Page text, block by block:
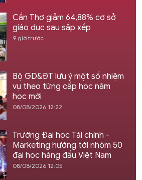
Cần Thơ giảm 64,88% cơ sở
giáo dục sau sắp xếp
9 giờ trước
Bộ GD&ĐT lưu ý một số nhiệm
vụ theo từng cấp học năm
học mới
08/08/2026 12:22
Trường Đại học Tài chính -
Marketing hướng tới nhóm 50
đại học hàng đầu Việt Nam
08/08/2026 12:05